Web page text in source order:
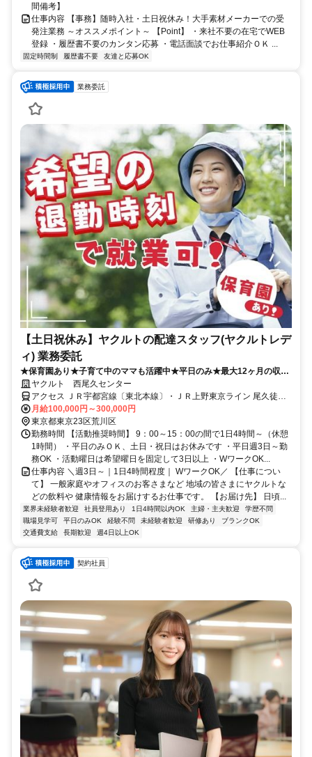
間備考】
仕事内容 【事務】随時入社・土日祝休み！大手素材メーカーでの受
発注業務 ～オススメポイント～ 【Point】 ・来社不要の在宅でWEB
登録 ・履歴書不要のカンタン応募 ・電話面談でお仕事紹介ＯＫ ...
固定時間制 履歴書不要 友達と応募OK
業務委託
【土日祝休み】ヤクルトの配達スタッフ(ヤクルトレデ
ィ) 業務委託
★保育園あり★子育て中のママも活躍中★平日のみ★最大12ヶ月の収入
補償あり
ヤクルト 西尾久センター
アクセス ＪＲ宇都宮線〔東北本線〕・ＪＲ上野東京ライン 尾久徒歩
約6分、都電荒川線 荒川遊園地前徒歩約9分、都電荒川線 小台徒歩約
11分
月給100,000円～300,000円
東京都東京23区荒川区
勤務時間 【活動推奨時間】 9：00～15：00の間で1日4時間～（休憩
1時間） ・平日のみＯＫ、土日・祝日はお休みです ・平日週3日～勤
務OK ・活動曜日は希望曜日を固定して3日以上 ・WワークOK...
仕事内容 ＼週3日～｜1日4時間程度｜ WワークOK／ 【仕事につい
て】 一般家庭やオフィスのお客さまなど 地域の皆さまにヤクルトな
どの飲料や 健康情報をお届けするお仕事です。 【お届け先】 日頃...
業界未経験者歓迎 社員登用あり 1日4時間以内OK 主婦・主夫歓迎
学歴不問
職場見学可
平日のみOK 経験不問 未経験者歓迎 研修あり
ブランクOK
交通費支給
長期歓迎 週4日以上OK
契約社員